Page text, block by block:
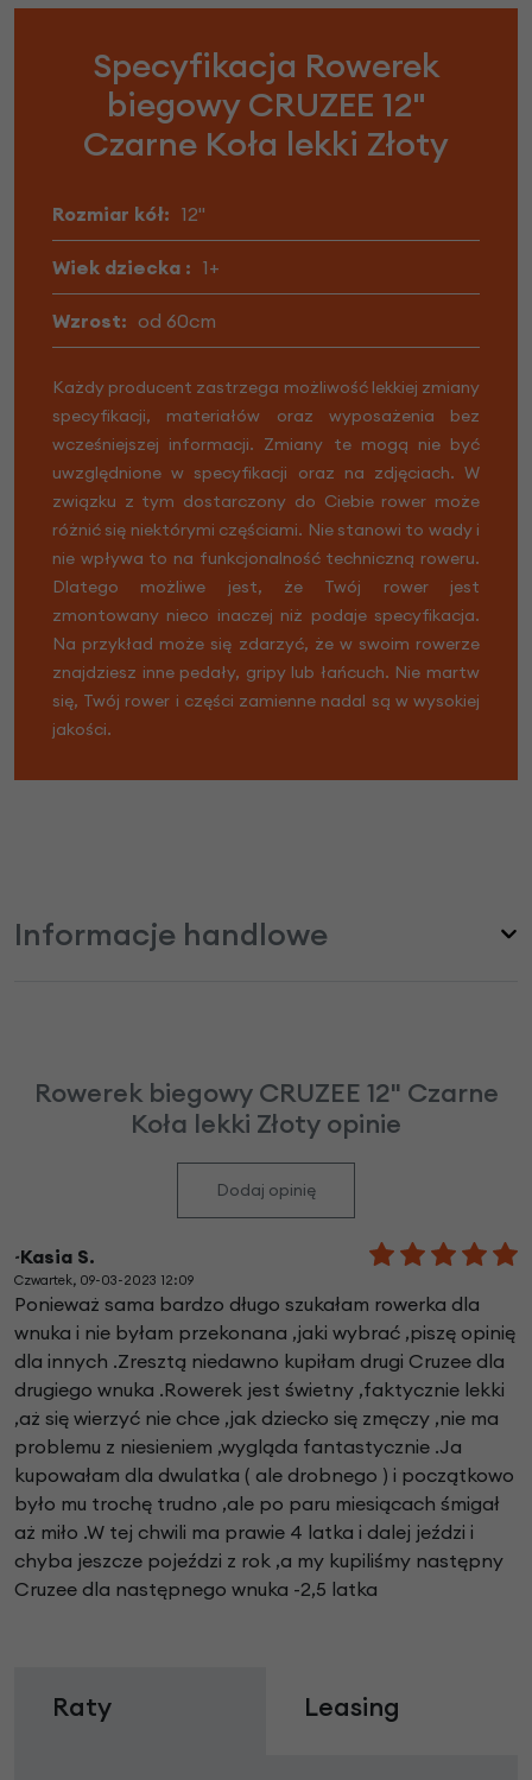
Specyfikacja Rowerek
biegowy CRUZEE 12"
Czarne Koła lekki Złoty
Rozmiar kół: 12"
Wiek dziecka : 1+
Wzrost: od 60cm
Każdy producent zastrzega możliwość lekkiej zmiany
specyfikacji, materiałów oraz wyposażenia bez
wcześniejszej informacji. Zmiany te mogą nie być
uwzględnione w specyfikacji oraz na zdjęciach. W
związku z tym dostarczony do Ciebie rower może
różnić się niektórymi częściami. Nie stanowi to wady i
nie wpływa to na funkcjonalność techniczną roweru.
Dlatego możliwe jest, że Twój rower jest
zmontowany nieco inaczej niż podaje specyfikacja.
Na przykład może się zdarzyć, że w swoim rowerze
znajdziesz inne pedały, gripy lub łańcuch. Nie martw
się, Twój rower i części zamienne nadal są w wysokiej
jakości.
Informacje handlowe
Rowerek biegowy CRUZEE 12" Czarne
Koła lekki Złoty opinie
Dodaj opinię
~Kasia S.
Czwartek, 09-03-2023 12:09
Ponieważ sama bardzo długo szukałam rowerka dla
wnuka i nie byłam przekonana ,jaki wybrać ,piszę opinię
dla innych .Zresztą niedawno kupiłam drugi Cruzee dla
drugiego wnuka .Rowerek jest świetny ,faktycznie lekki
,aż się wierzyć nie chce ,jak dziecko się zmęczy ,nie ma
problemu z niesieniem ,wygląda fantastycznie .Ja
kupowałam dla dwulatka ( ale drobnego ) i początkowo
było mu trochę trudno ,ale po paru miesiącach śmigał
aż miło .W tej chwili ma prawie 4 latka i dalej jeździ i
chyba jeszcze pojeździ z rok ,a my kupiliśmy następny
Cruzee dla następnego wnuka -2,5 latka
Raty Leasing